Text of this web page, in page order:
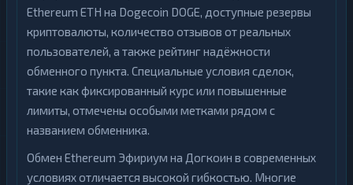
Ethereum ETH на Dogecoin DOGE, доступные резервы
криптовалюты, количество отзывов от реальных
пользователей, а также рейтинг надёжности
обменного пункта. Специальные условия сделок,
такие как фиксированный курс или повышенные
лимиты, отмечены особыми метками рядом с
названием обменника.
Обмен Ethereum Эфириум на Догкоин в современных
условиях отличается высокой гибкостью. Многие